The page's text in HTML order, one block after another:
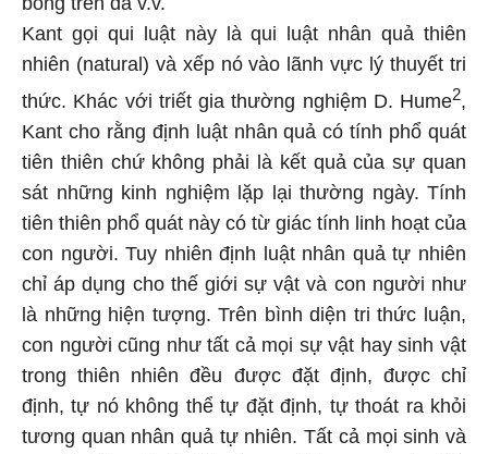
Kant gọi qui luật này là qui luật nhân quả thiên
nhiên (natural) và xếp nó vào lãnh vực lý thuyết tri
thức. Khác với triết gia thường nghiệm D. Hume2,
Kant cho rằng định luật nhân quả có tính phổ quát
tiên thiên chứ không phải là kết quả của sự quan
sát những kinh nghiệm lặp lại thường ngày. Tính
tiên thiên phổ quát này có từ giác tính linh hoạt của
con người. Tuy nhiên định luật nhân quả tự nhiên
chỉ áp dụng cho thế giới sự vật và con người như
là những hiện tượng. Trên bình diện tri thức luận,
con người cũng như tất cả mọi sự vật hay sinh vật
trong thiên nhiên đều được đặt định, được chỉ
định, tự nó không thể tự đặt định, tự thoát ra khỏi
tương quan nhân quả tự nhiên. Tất cả mọi sinh và